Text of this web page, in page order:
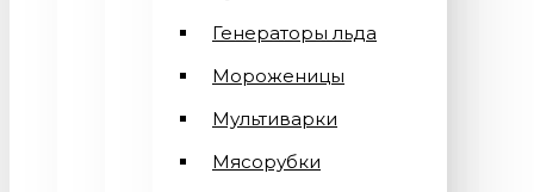
Генераторы льда
Мороженицы
Мультиварки
Мясорубки